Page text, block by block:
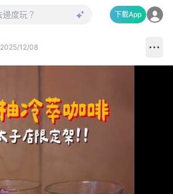
下載App
2025/12/08